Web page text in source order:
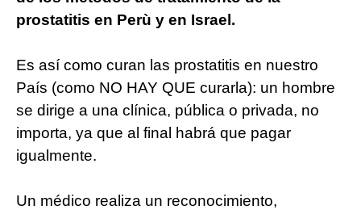
prostatitis en Perù y en Israel.
Es así como curan las prostatitis en nuestro
País (como NO HAY QUE curarla): un hombre
se dirige a una clínica, pública o privada, no
importa, ya que al final habrá que pagar
igualmente.
Un médico realiza un reconocimiento,